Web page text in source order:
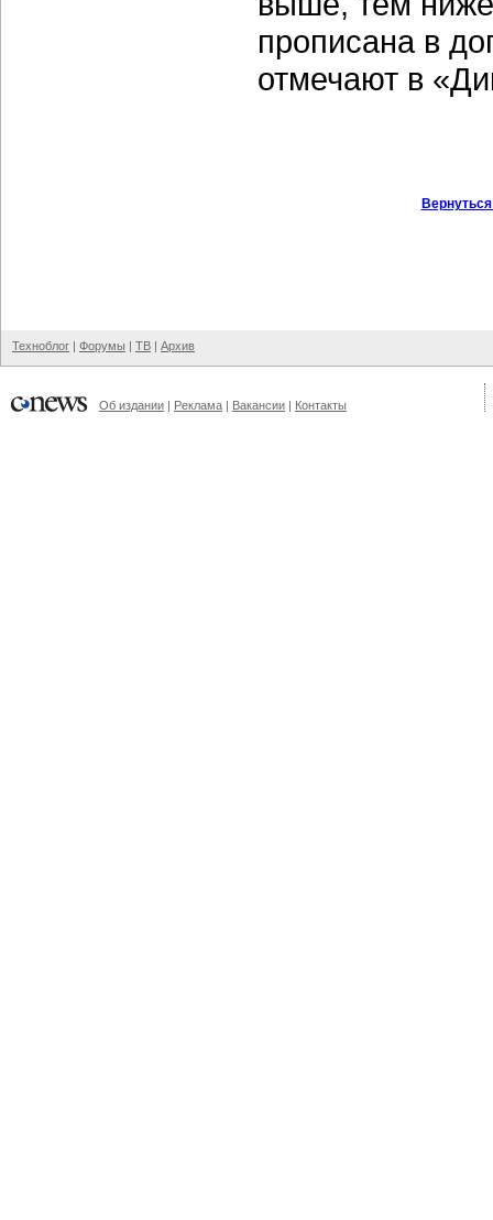
прописана в
отмечают в
Техноблог | Форумы | ТВ | Архив
Об издании | Реклама | Вакансии | Контакты